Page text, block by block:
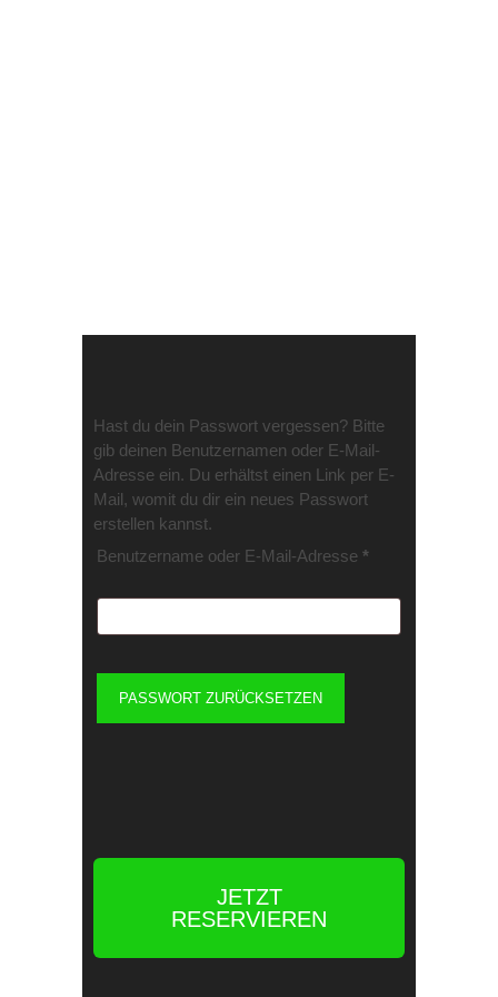
Hast du dein Passwort vergessen? Bitte
gib deinen Benutzernamen oder E-Mail-
Adresse ein. Du erhältst einen Link per E-
Mail, womit du dir ein neues Passwort
erstellen kannst.
Benutzername oder E-Mail-Adresse *
PASSWORT ZURÜCKSETZEN
JETZT
RESERVIEREN